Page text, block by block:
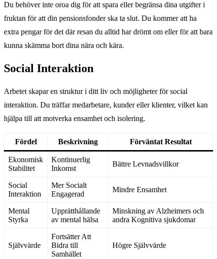
Du behöver inte oroa dig för att spara eller begränsa dina utgifter i
fruktan för att din pensionsfonder ska ta slut. Du kommer att ha
extra pengar för det där resan du alltid har drömt om eller för att bara
kunna skämma bort dina nära och kära.
Social Interaktion
Arbetet skapar en struktur i ditt liv och möjligheter för social
interaktion. Du träffar medarbetare, kunder eller klienter, vilket kan
hjälpa till att motverka ensamhet och isolering.
Fördel Beskrivning Förväntat Resultat
Ekonomisk
Stabilitet
Kontinuerlig
Inkomst
Bättre Levnadsvillkor
Social
Interaktion
Mer Socialt
Engagerad
Mindre Ensamhet
Mental
Styrka
Upprätthållande
av mental hälsa
Minskning av Alzheimers och
andra Kognitiva sjukdomar
Självvärde
Fortsätter Att
Bidra till
Samhället
Högre Självvärde